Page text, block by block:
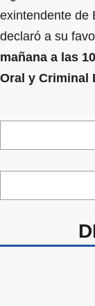
exintendente de
declaró a su
mañana a las
Oral y Criminal